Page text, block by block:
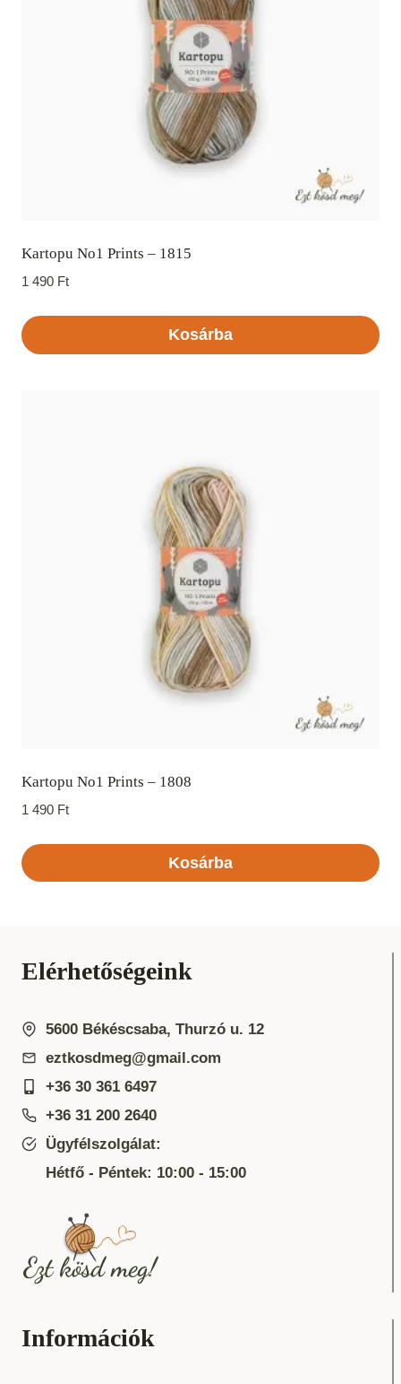
Kartopu No1 Prints – 1815
1 490 Ft
Kosárba
Kartopu No1 Prints – 1808
1 490 Ft
Kosárba
Elérhetőségeink
5600 Békéscsaba, Thurzó u. 12
eztkosdmeg@gmail.com
+36 30 361 6497
+36 31 200 2640
Ügyfélszolgálat:
Hétfő - Péntek: 10:00 - 15:00
Információk